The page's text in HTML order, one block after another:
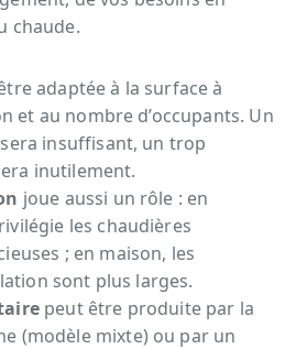
chaude.
adaptée à la surface à
et au nombre d’occupants. Un
insuffisant, un trop
inutilement.
joue aussi un rôle : en
les chaudières
; en maison, les
sont plus larges.
peut être produite par la
(modèle mixte) ou par un